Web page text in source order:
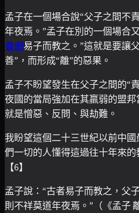
孟子在一個場合說“父子之間不
年夜焉。”孟子在別的一個場合
養網易子而教之。”這就是要讓
善”，而形成“離”的惡果。
孟子不盼望發生在父子之間的“
夜國的當局強加在其羸弱的盟
就是憎惡、反問、與劫難。
我盼望這個二十三世紀以前中
們一切的人懂得這過往十年來的
【6】
孟子說：“古者易子而教之，父
則不祥莫道年夜焉。”（《孟子